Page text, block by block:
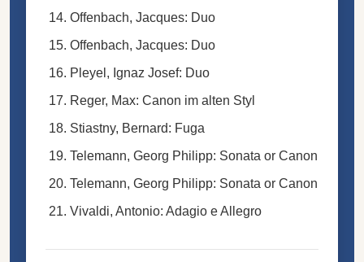
Offenbach, Jacques: Duo
Offenbach, Jacques: Duo
Pleyel, Ignaz Josef: Duo
Reger, Max: Canon im alten Styl
Stiastny, Bernard: Fuga
Telemann, Georg Philipp: Sonata or Canon
Telemann, Georg Philipp: Sonata or Canon
Vivaldi, Antonio: Adagio e Allegro